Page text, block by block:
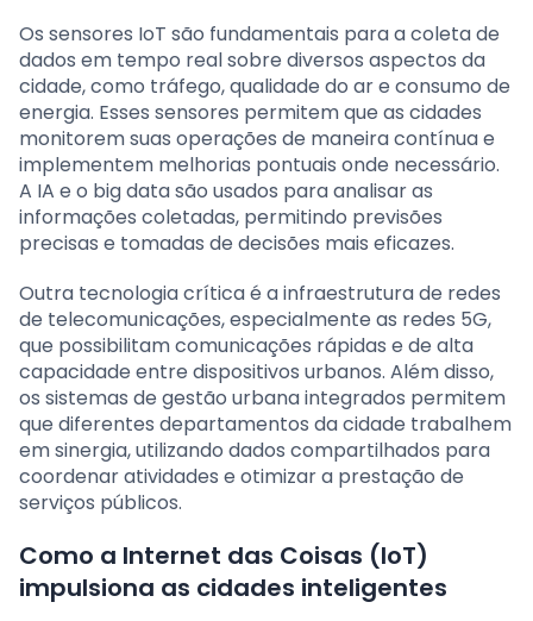
Os sensores IoT são fundamentais para a coleta de
dados em tempo real sobre diversos aspectos da
cidade, como tráfego, qualidade do ar e consumo de
energia. Esses sensores permitem que as cidades
monitorem suas operações de maneira contínua e
implementem melhorias pontuais onde necessário.
A IA e o big data são usados para analisar as
informações coletadas, permitindo previsões
precisas e tomadas de decisões mais eficazes.
Outra tecnologia crítica é a infraestrutura de redes
de telecomunicações, especialmente as redes 5G,
que possibilitam comunicações rápidas e de alta
capacidade entre dispositivos urbanos. Além disso,
os sistemas de gestão urbana integrados permitem
que diferentes departamentos da cidade trabalhem
em sinergia, utilizando dados compartilhados para
coordenar atividades e otimizar a prestação de
serviços públicos.
Como a Internet das Coisas (IoT)
impulsiona as cidades inteligentes